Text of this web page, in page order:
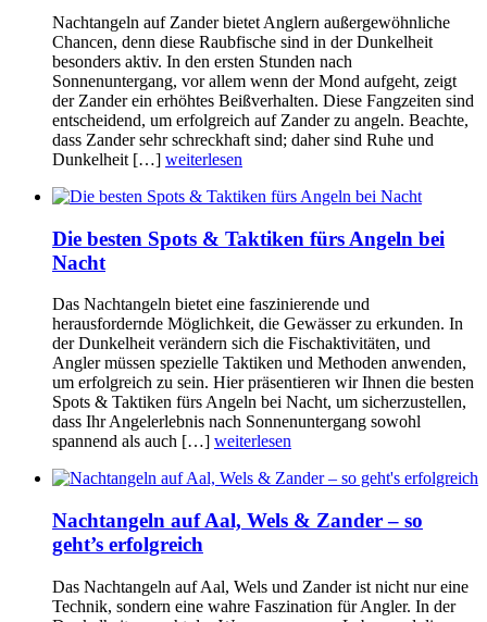
Nachtangeln auf Zander bietet Anglern außergewöhnliche
Chancen, denn diese Raubfische sind in der Dunkelheit
besonders aktiv. In den ersten Stunden nach
Sonnenuntergang, vor allem wenn der Mond aufgeht, zeigt
der Zander ein erhöhtes Beißverhalten. Diese Fangzeiten sind
entscheidend, um erfolgreich auf Zander zu angeln. Beachte,
dass Zander sehr schreckhaft sind; daher sind Ruhe und
Dunkelheit […] weiterlesen
Die besten Spots & Taktiken fürs Angeln bei
Nacht
Das Nachtangeln bietet eine faszinierende und
herausfordernde Möglichkeit, die Gewässer zu erkunden. In
der Dunkelheit verändern sich die Fischaktivitäten, und
Angler müssen spezielle Taktiken und Methoden anwenden,
um erfolgreich zu sein. Hier präsentieren wir Ihnen die besten
Spots & Taktiken fürs Angeln bei Nacht, um sicherzustellen,
dass Ihr Angelerlebnis nach Sonnenuntergang sowohl
spannend als auch […] weiterlesen
Nachtangeln auf Aal, Wels & Zander – so
geht’s erfolgreich
Das Nachtangeln auf Aal, Wels und Zander ist nicht nur eine
Technik, sondern eine wahre Faszination für Angler. In der